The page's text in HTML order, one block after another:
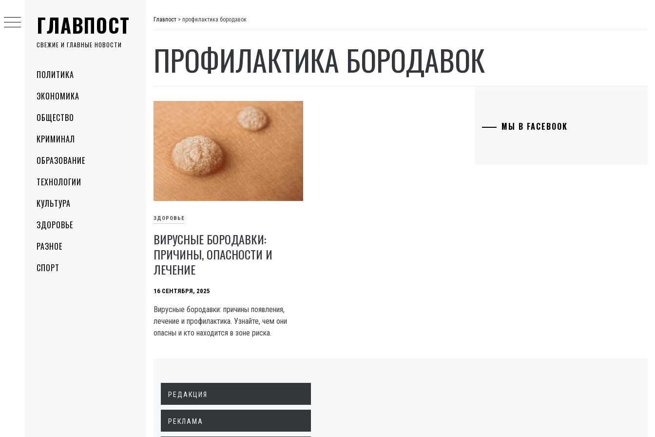
ГЛАВПОСТ
СВЕЖИЕ И ГЛАВНЫЕ НОВОСТИ
MenuПОЛИТИКА
ЭКОНОМИКА
ОБЩЕСТВО
КРИМИНАЛ
ОБРАЗОВАНИЕ
ТЕХНОЛОГИИ
КУЛЬТУРА
ЗДОРОВЬЕ
РАЗНОЕ
СПОРТ
to
content
Главпост > профилактика бородавок
ПРОФИЛАКТИКА БОРОДАВОК
ЗДОРОВЬЕ
ВИРУСНЫЕ БОРОДАВКИ:
ПРИЧИНЫ, ОПАСНОСТИ И
ЛЕЧЕНИЕ
16 СЕНТЯБРЯ, 2025
Вирусные бородавки: причины появления,
лечение и профилактика. Узнайте, чем они
опасны и кто находится в зоне риска.
МЫ В FACEBOOK
РЕДАКЦИЯ
РЕКЛАМА